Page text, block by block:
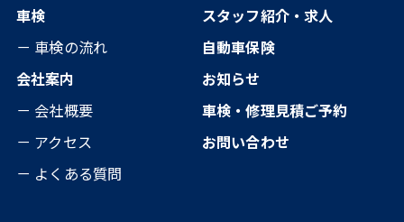
車検
－ 車検の流れ
スタッフ紹介・求人
自動車保険
会社案内
－ 会社概要
－ アクセス
－ よくある質問
お知らせ
車検・修理見積ご予約
お問い合わせ